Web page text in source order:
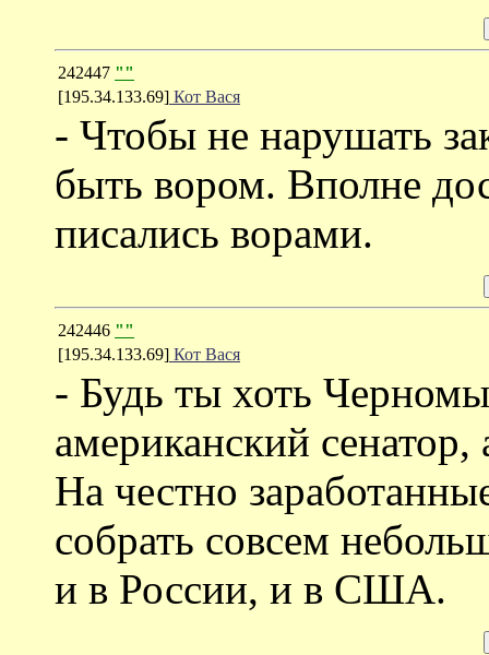
242447 ""
[195.34.133.69] Кот Вася
- Чтобы не нарушать
быть вором. Вполне
писались ворами.
242446 ""
[195.34.133.69] Кот Вася
- Будь ты хоть
американский сенатор,
На честно
собрать совсем
и в России, и в США.